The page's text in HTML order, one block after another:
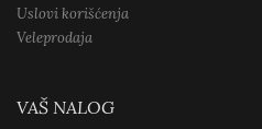
Uslovi korišćenja
Veleprodaja
VAŠ NALOG